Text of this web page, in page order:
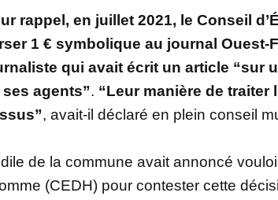
rappel, en juillet 2021, le Conseil
1 € symbolique au journal Ouest-
qui avait écrit un article “sur
ses agents”. “Leur manière de traiter
, avait-il déclaré en plein conseil
de la commune avait annoncé
(CEDH) pour contester cette